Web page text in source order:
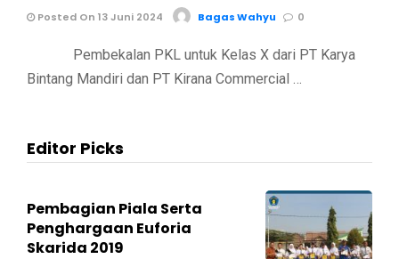
Posted On 13 Juni 2024 Bagas Wahyu 0
Pembekalan PKL untuk Kelas X dari PT Karya
Bintang Mandiri dan PT Kirana Commercial …
Editor Picks
Pembagian Piala Serta
Penghargaan Euforia
Skarida 2019